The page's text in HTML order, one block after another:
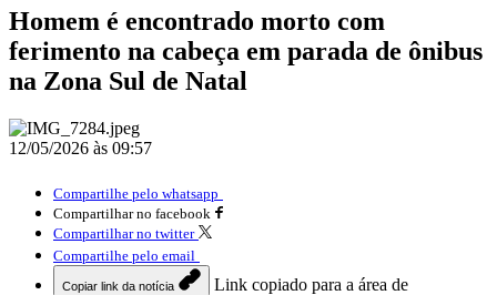
Homem é encontrado morto com
ferimento na cabeça em parada de ônibus
na Zona Sul de Natal
12/05/2026 às 09:57
Compartilhe pelo whatsapp
Compartilhar no facebook
Compartilhar no twitter
Compartilhe pelo email
Copiar link da notícia
Link copiado para a área de